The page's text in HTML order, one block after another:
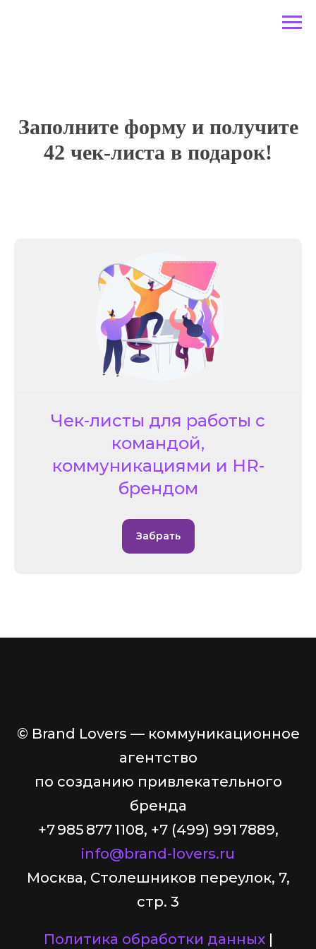
Заполните форму и получите
42 чек-листа в подарок!
Чек-листы для работы с
командой,
коммуникациями и HR-
брендом
Забрать
© Brand Lovers — коммуникационное
агентство
по созданию привлекательного
бренда
+7 985 877 1108, +7 (499) 991 7889,
info@brand-lovers.ru
Москва, Столешников переулок, 7,
стр. 3
Политика обработки данных|